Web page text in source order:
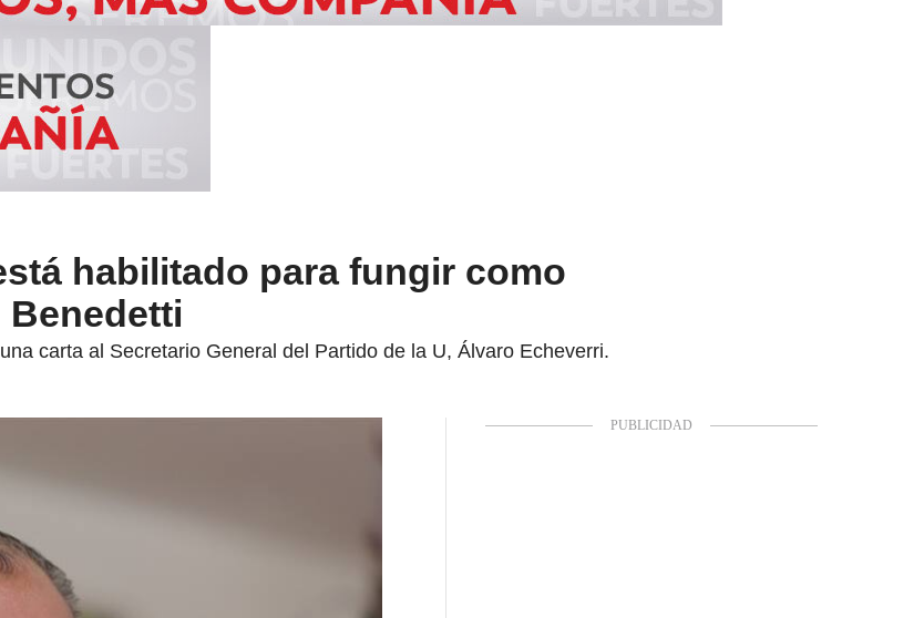
habilitado para fungir como
Benedetti
carta al Secretario General del Partido de la U, Álvaro Echeverri.